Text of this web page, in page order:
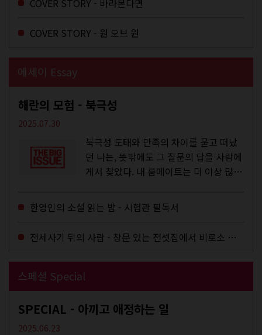
COVER STORY - 바라본다면
COVER STORY - 원 오브 원
에세이 Essay
해란의 모험 - 북극성
2025.07.30
북극성 도태와 만족의 차이를 묻고 떠났
던 나는, 뜻밖에도 그 질문의 답을 사람에
게서 찾았다. 내 룸메이트는 더 이상 많은
한영인의 소설 읽는 밤 - 시험관 필독서
전세사기 뒤의 사람 - 창문 있는 전셋집에서 비로소 겨울 이불을 샀다
스페셜 Special
SPECIAL - 아끼고 애정하는 일
2025.06.23